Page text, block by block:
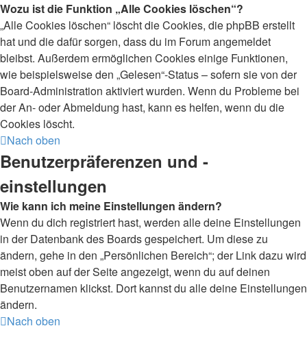
Wozu ist die Funktion „Alle Cookies löschen“?
„Alle Cookies löschen“ löscht die Cookies, die phpBB erstellt
hat und die dafür sorgen, dass du im Forum angemeldet
bleibst. Außerdem ermöglichen Cookies einige Funktionen,
wie beispielsweise den „Gelesen“-Status – sofern sie von der
Board-Administration aktiviert wurden. Wenn du Probleme bei
der An- oder Abmeldung hast, kann es helfen, wenn du die
Cookies löscht.
Nach oben
Benutzerpräferenzen und -
einstellungen
Wie kann ich meine Einstellungen ändern?
Wenn du dich registriert hast, werden alle deine Einstellungen
in der Datenbank des Boards gespeichert. Um diese zu
ändern, gehe in den „Persönlichen Bereich“; der Link dazu wird
meist oben auf der Seite angezeigt, wenn du auf deinen
Benutzernamen klickst. Dort kannst du alle deine Einstellungen
ändern.
Nach oben